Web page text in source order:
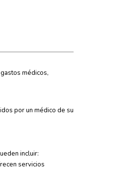
médicos,
por un médico de su
incluir:
servicios